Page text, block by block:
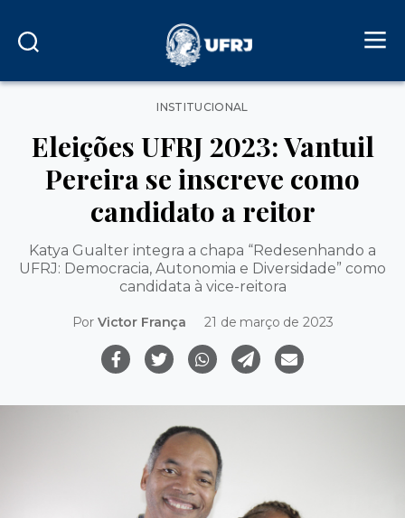
Categorias
INSTITUCIONAL
Eleições UFRJ 2023: Vantuil
Pereira se inscreve como
candidato a reitor
Katya Gualter integra a chapa “Redesenhando a
UFRJ: Democracia, Autonomia e Diversidade” como
candidata à vice-reitora
Por Victor França 21 de março de 2023